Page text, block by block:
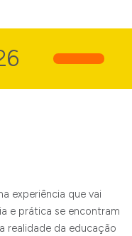
experiência que vai
e prática se encontram
realidade da educação